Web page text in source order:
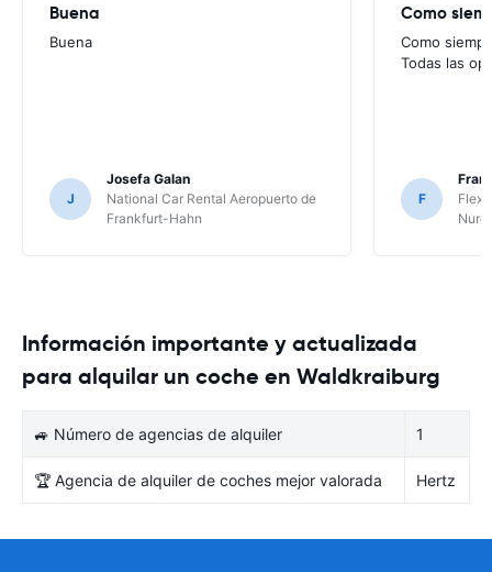
Buena
Buena
J
Josefa Galan
National Car Rental Aeropuerto de
Frankfurt-Hahn
Como
Como
Todas las
F
Flex
Información importante y actualizada
para alquilar un coche en Waldkraiburg
🚙 Número de agencias de alquiler 1
🏆 Agencia de alquiler de coches mejor valorada Hertz